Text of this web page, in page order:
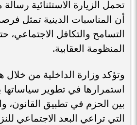
تحمل الزيارة الاستثنائية
أن المناسبات الدينية تمثل
التسامح والتكافل الاجتماعي،
المنظومة العقابية.
وتؤكد وزارة الداخلية من خلال
استمرارها في تطوير سياساتها
بين الحزم في تطبيق القانون،
التي تراعي البعد الاجتماعي